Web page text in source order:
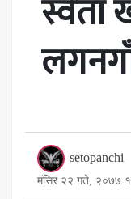
स्वेता
setopanchi
मंसिर २२ गते, २०७७